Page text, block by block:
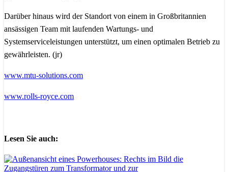
Darüber hinaus wird der Standort von einem in Großbritannien
ansässigen Team mit laufenden Wartungs- und
Systemserviceleistungen unterstützt, um einen optimalen Betrieb zu
gewährleisten. (jr)
www.mtu-solutions.com
www.rolls-royce.com
Lesen Sie auch: